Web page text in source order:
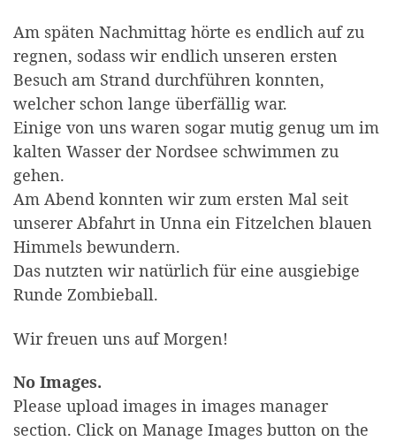
Am späten Nachmittag hörte es endlich auf zu
regnen, sodass wir endlich unseren ersten
Besuch am Strand durchführen konnten,
welcher schon lange überfällig war.
Einige von uns waren sogar mutig genug um im
kalten Wasser der Nordsee schwimmen zu
gehen.
Am Abend konnten wir zum ersten Mal seit
unserer Abfahrt in Unna ein Fitzelchen blauen
Himmels bewundern.
Das nutzten wir natürlich für eine ausgiebige
Runde Zombieball.
Wir freuen uns auf Morgen!
No Images.
Please upload images in images manager
section. Click on Manage Images button on the